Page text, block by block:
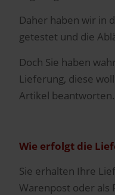
Daher haben wir in
getestet und die
Doch Sie haben
Lieferung, diese
Artikel beantworten.
Wie erfolgt die
Sie erhalten Ihre
Warenpost oder als